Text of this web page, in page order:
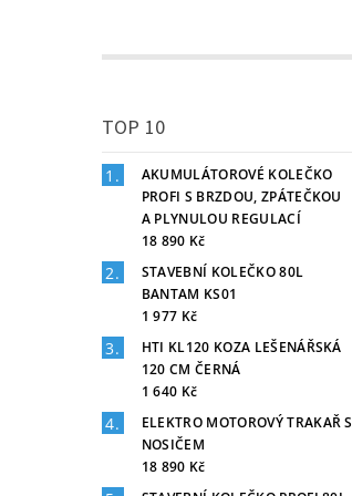
TOP 10
AKUMULÁTOROVÉ KOLEČKO
PROFI S BRZDOU, ZPÁTEČKOU
A PLYNULOU REGULACÍ
18 890 Kč
STAVEBNÍ KOLEČKO 80L
BANTAM KS01
1 977 Kč
HTI KL120 KOZA LEŠENÁŘSKÁ
120 CM ČERNÁ
1 640 Kč
ELEKTRO MOTOROVÝ TRAKAŘ S
NOSIČEM
18 890 Kč